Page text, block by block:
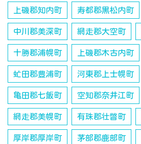
上磯郡知内町 寿都郡黒松内町
中川郡美深町 網走郡大空町
十勝郡浦幌町 上磯郡木古内町
虻田郡豊浦町 河東郡上士幌町
亀田郡七飯町 空知郡奈井江町
網走郡美幌町 有珠郡壮瞥町
厚岸郡厚岸町 茅部郡鹿部町